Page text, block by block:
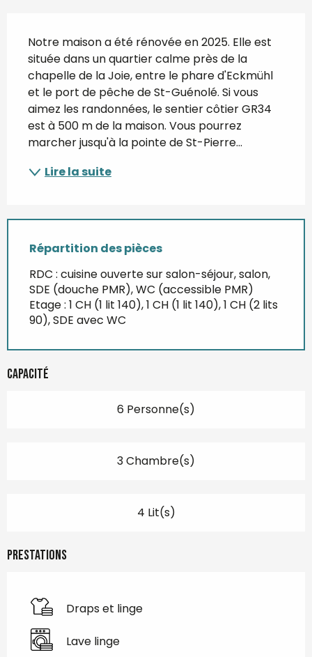
Notre maison a été rénovée en 2025. Elle est
située dans un quartier calme près de la
chapelle de la Joie, entre le phare d'Eckmühl
et le port de pêche de St-Guénolé. Si vous
aimez les randonnées, le sentier côtier GR34
est à 500 m de la maison. Vous pourrez
marcher jusqu'à la pointe de St-Pierre...
Lire la suite
Répartition des pièces
RDC : cuisine ouverte sur salon-séjour, salon,
SDE (douche PMR), WC (accessible PMR)
Etage : 1 CH (1 lit 140), 1 CH (1 lit 140), 1 CH (2 lits
90), SDE avec WC
Capacité
6 Personne(s)
3 Chambre(s)
4 Lit(s)
Prestations
Draps et linge
Lave linge